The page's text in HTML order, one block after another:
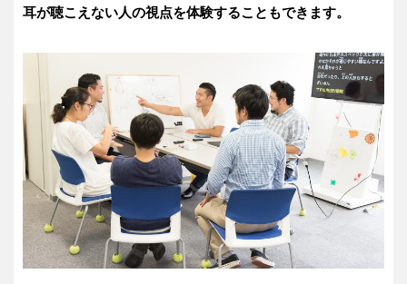
耳が聴こえない人の視点を体験することもできます。